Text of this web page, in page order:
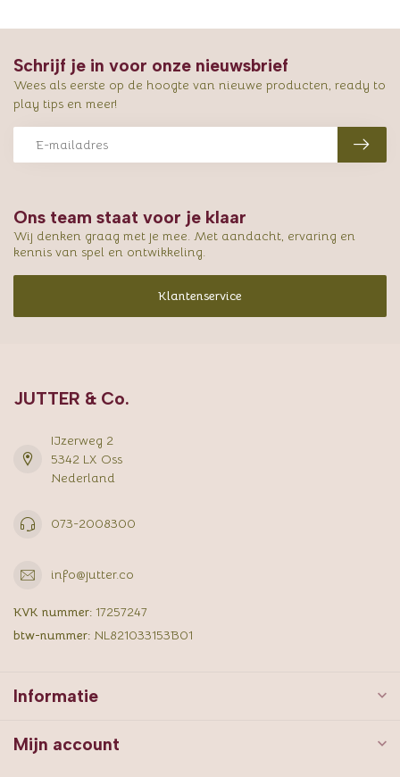
Ons team staat voor je klaar
Wij denken graag met je mee. Met aandacht, ervaring en
kennis van spel en ontwikkeling.
Klantenservice
Schrijf je in voor onze nieuwsbrief
Wees als eerste op de hoogte van nieuwe producten, ready to
play tips en meer!
JUTTER & Co.
IJzerweg 2
5342 LX Oss
Nederland
073-2008300
info@jutter.co
KVK nummer: 17257247
btw-nummer: NL821033153B01
Informatie
Mijn account